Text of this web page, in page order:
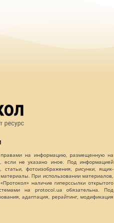
правами на информацию, размещенную на
если не указано иное. Под информацией
статьи, фотоизображения, рисунки, ящик-
При использовании материалов,
наличие гиперссылки открытого
на protocol.ua обязательна. Под
адаптация, рерайтинг, модификация